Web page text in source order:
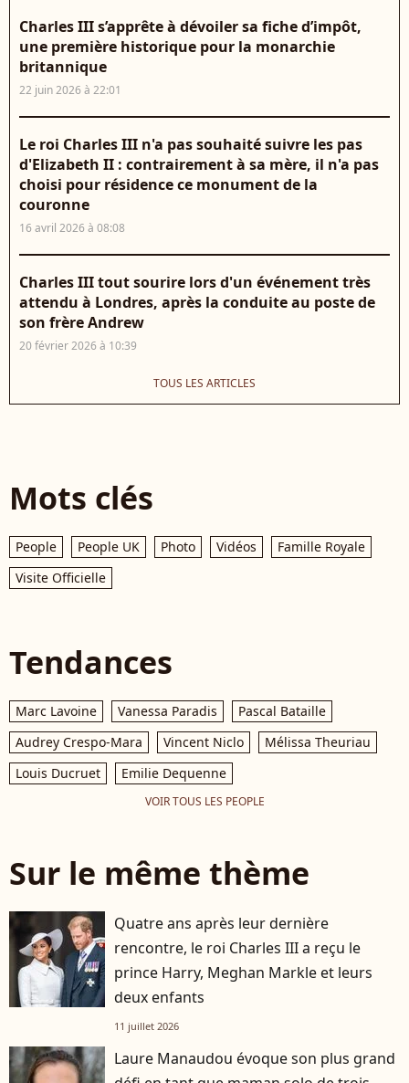
Charles III s’apprête à dévoiler sa fiche d’impôt,
une première historique pour la monarchie
britannique
22 juin 2026 à 22:01
Le roi Charles III n'a pas souhaité suivre les pas
d'Elizabeth II : contrairement à sa mère, il n'a pas
choisi pour résidence ce monument de la
couronne
16 avril 2026 à 08:08
Charles III tout sourire lors d'un événement très
attendu à Londres, après la conduite au poste de
son frère Andrew
20 février 2026 à 10:39
TOUS LES ARTICLES
Mots clés
People People UK Photo Vidéos
Famille Royale
Visite Officielle
Tendances
Marc Lavoine Vanessa Paradis
Pascal Bataille
Audrey Crespo-Mara
Vincent Niclo
Mélissa Theuriau
Louis Ducruet
Emilie Dequenne
VOIR TOUS LES PEOPLE
Sur le même thème
Quatre ans après leur dernière
rencontre, le roi Charles III a reçu le
prince Harry, Meghan Markle et leurs
deux enfants
11 juillet 2026
Laure Manaudou évoque son plus grand